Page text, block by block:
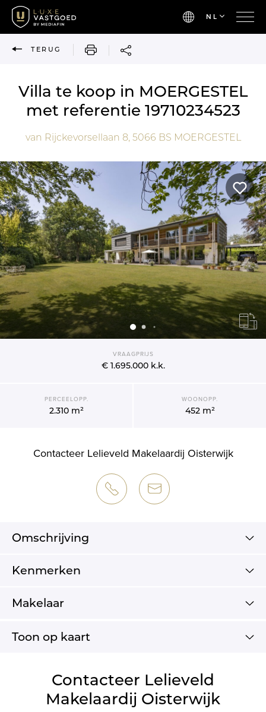
NL
TERUG AFDRUKKEN
Villa te koop in MOERGESTEL
met referentie 19710234523
van Rijckevorsellaan 8, 5066 BS MOERGESTEL
VRAAGPRIJS
€ 1.695.000k.k.
PERCEELOPP.
2.310 m²
WOONOPP.
452 m²
Contacteer Lelieveld Makelaardij Oisterwijk
Omschrijving
Kenmerken
Makelaar
Toon op kaart
Contacteer Lelieveld
Makelaardij Oisterwijk